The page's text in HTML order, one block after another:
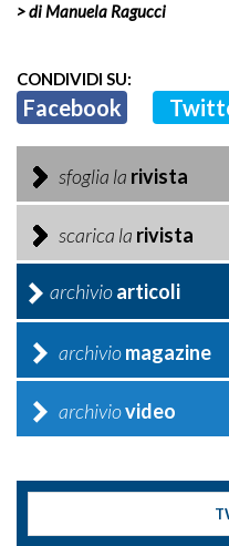
> di Manuela Ragucci
CONDIVIDI SU:
Facebook
sfoglia la rivista
scarica la rivista
archivioarticoli
archiviomagazine
archiviovideo